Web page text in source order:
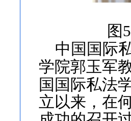
图
中国国际
学院郭玉军
国国际私法
立以来，在